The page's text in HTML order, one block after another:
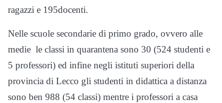
ragazzi e 195docenti.
Nelle scuole secondarie di primo grado, ovvero alle
medie le classi in quarantena sono 30 (524 studenti e
5 professori) ed infine negli istituti superiori della
provincia di Lecco gli studenti in didattica a distanza
sono ben 988 (54 classi) mentre i professori a casa